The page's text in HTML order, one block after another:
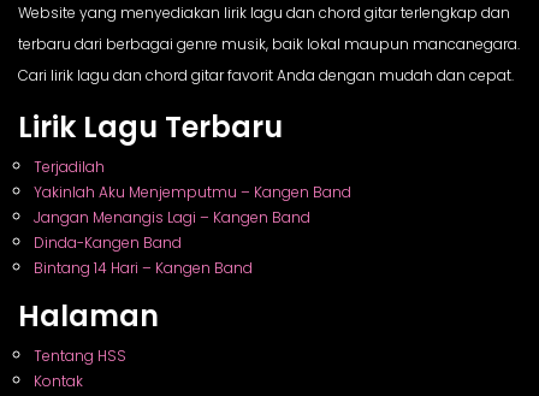
Website yang menyediakan lirik lagu dan chord gitar terlengkap dan
terbaru dari berbagai genre musik, baik lokal maupun mancanegara.
Cari lirik lagu dan chord gitar favorit Anda dengan mudah dan cepat.
Lirik Lagu Terbaru
Terjadilah
Yakinlah Aku Menjemputmu – Kangen Band
Jangan Menangis Lagi – Kangen Band
Dinda-Kangen Band
Bintang 14 Hari – Kangen Band
Halaman
Tentang HSS
Kontak